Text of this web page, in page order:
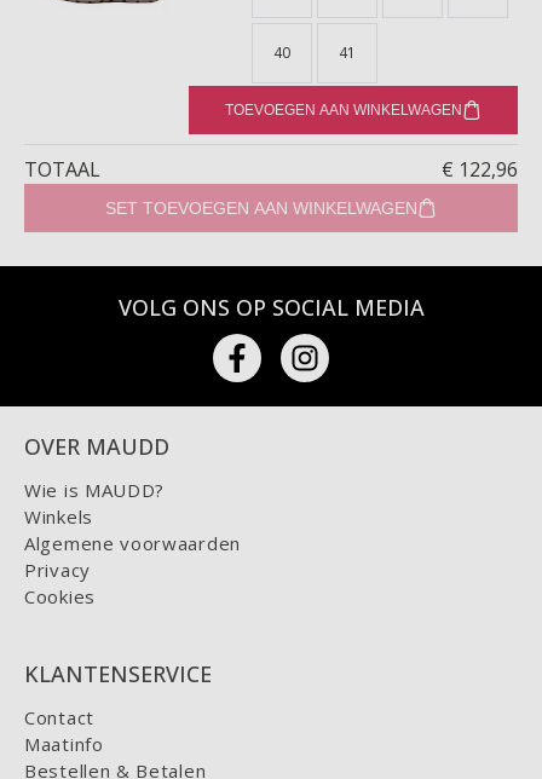
40 41
TOEVOEGEN AAN WINKELWAGEN
TOTAAL € 122,96
SET TOEVOEGEN AAN WINKELWAGEN
VOLG ONS OP SOCIAL MEDIA
OVER MAUDD
Wie is MAUDD?
Winkels
Algemene voorwaarden
Privacy
Cookies
KLANTENSERVICE
Contact
Maatinfo
Bestellen & Betalen